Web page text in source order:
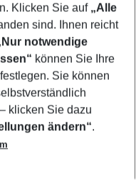
Klicken Sie auf „Alle
sind. Ihnen reicht
notwendige
können Sie Ihre
Sie können
klicken Sie dazu
ändern“.